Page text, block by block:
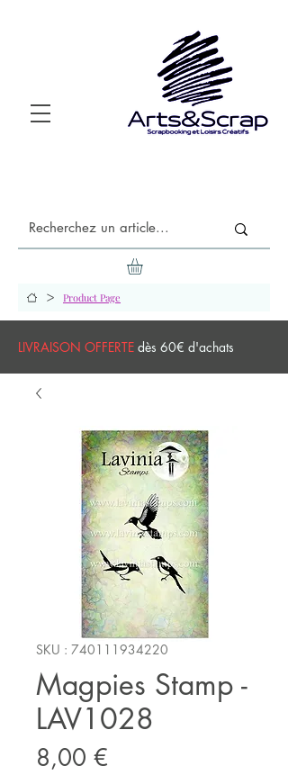
> Product Page
LIVRAISON OFFERTE dès 60€ d'achats
SKU : 740111934220
Magpies Stamp -
LAV1028
8,00 €